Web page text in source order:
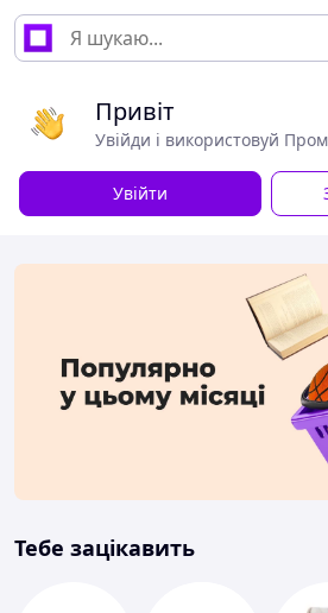
Привіт
Увійди і використовуй
Увійти
Тебе зацікавить